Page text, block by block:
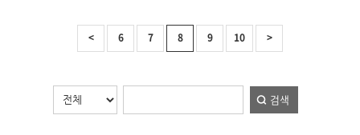
< 6 7 8 9 10 >
검색